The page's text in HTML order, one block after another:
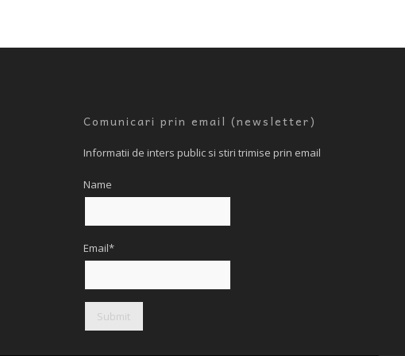
Comunicari prin email (newsletter)
Informatii de inters public si stiri trimise prin email
Name
Email*